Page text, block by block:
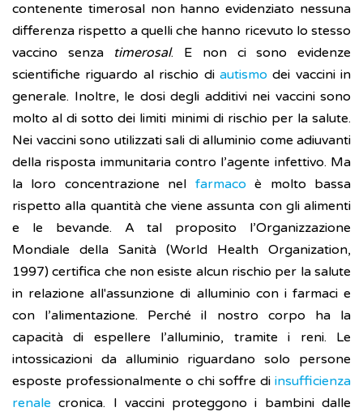
contenente timerosal non hanno evidenziato nessuna
differenza rispetto a quelli che hanno ricevuto lo stesso
vaccino senza timerosal. E non ci sono evidenze
scientifiche riguardo al rischio di autismo dei vaccini in
generale. Inoltre, le dosi degli additivi nei vaccini sono
molto al di sotto dei limiti minimi di rischio per la salute.
Nei vaccini sono utilizzati sali di alluminio come adiuvanti
della risposta immunitaria contro l’agente infettivo. Ma
la loro concentrazione nel farmaco è molto bassa
rispetto alla quantità che viene assunta con gli alimenti
e le bevande. A tal proposito l’Organizzazione
Mondiale della Sanità (World Health Organization,
1997) certifica che non esiste alcun rischio per la salute
in relazione all'assunzione di alluminio con i farmaci e
con l’alimentazione. Perché il nostro corpo ha la
capacità di espellere l’alluminio, tramite i reni. Le
intossicazioni da alluminio riguardano solo persone
esposte professionalmente o chi soffre di insufficienza
renale cronica. I vaccini proteggono i bambini dalle